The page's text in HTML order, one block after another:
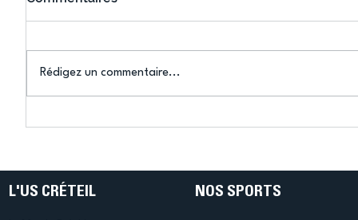
Aurevoir Tokyo !
Rédigez un commentaire...
L'US CRÉTEIL NOS SPORTS